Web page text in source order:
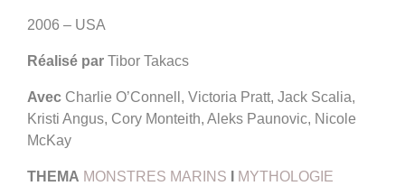
2006 – USA
Réalisé par Tibor Takacs
Avec Charlie O’Connell, Victoria Pratt, Jack Scalia,
Kristi Angus, Cory Monteith, Aleks Paunovic, Nicole
McKay
THEMA MONSTRES MARINS MYTHOLOGIE